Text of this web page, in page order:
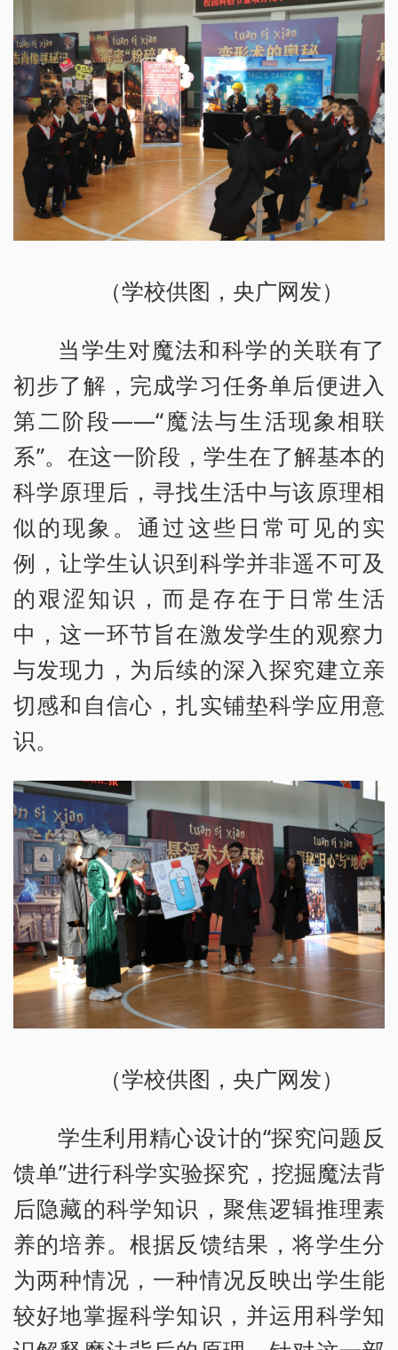
（学校供图，央广网发）
当学生对魔法和科学的关联有了
初步了解，完成学习任务单后便进入
第二阶段——“魔法与生活现象相联
系”。在这一阶段，学生在了解基本的
科学原理后，寻找生活中与该原理相
似的现象。通过这些日常可见的实
例，让学生认识到科学并非遥不可及
的艰涩知识，而是存在于日常生活
中，这一环节旨在激发学生的观察力
与发现力，为后续的深入探究建立亲
切感和自信心，扎实铺垫科学应用意
识。
（学校供图，央广网发）
学生利用精心设计的“探究问题反
馈单”进行科学实验探究，挖掘魔法背
后隐藏的科学知识，聚焦逻辑推理素
养的培养。根据反馈结果，将学生分
为两种情况，一种情况反映出学生能
较好地掌握科学知识，并运用科学知